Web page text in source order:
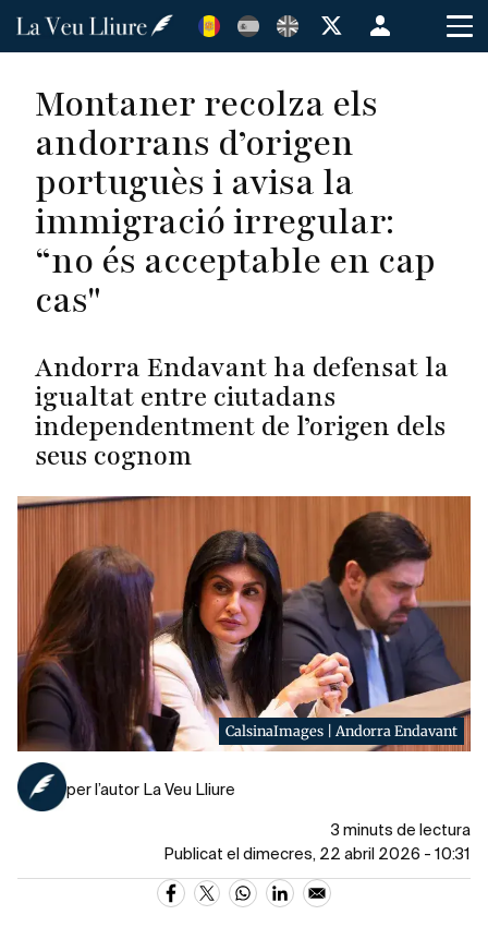
Vés
Menú
de
de
Montaner recolza els
andorrans d’origen
portuguès i avisa la
immigració irregular:
“no és acceptable en cap
cas"
Andorra Endavant ha defensat la
igualtat entre ciutadans
independentment de l’origen dels
seus cognom
CalsinaImages | Andorra Endavant
per l’autor La Veu Lliure
3 minuts de lectura
Publicat el dimecres, 22 abril 2026 - 10:31